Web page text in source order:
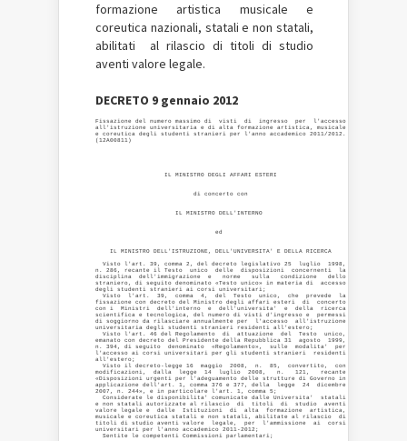
formazione artistica musicale e
coreutica nazionali, statali e non statali,
abilitati al rilascio di titoli di studio
aventi valore legale.
DECRETO 9 gennaio 2012
Fissazione del numero massimo di  visti  di  ingresso  per  l'accesso
all'istruzione universitaria e di alta formazione artistica, musicale
e coreutica degli studenti stranieri per l'anno accademico 2011/2012.
                   IL MINISTRO DEGLI AFFARI ESTERI
                           di concerto con
                      IL MINISTRO DELL'INTERNO
                                 ed
    IL MINISTRO DELL'ISTRUZIONE, DELL'UNIVERSITA' E DELLA RICERCA
  Visto l'art. 39, comma 2, del decreto legislativo 25  luglio  1998,
n. 286, recante il Testo  unico  delle  disposizioni  concernenti  la
disciplina  dell'immigrazione  e   norme   sulla   condizione   dello
straniero, di seguito denominato «Testo unico» in materia di  accesso
degli studenti stranieri ai corsi universitari;
  Visto  l'art.  39,  comma  4,  del  Testo  unico,  che  prevede  la
fissazione con decreto del Ministro degli affari esteri  di  concerto
con i  Ministri  dell'interno  e  dell'universita'  e  della  ricerca
scientifica e tecnologica, del numero di visti d'ingresso e  permessi
di soggiorno da rilasciare annualmente per  l'accesso  all'istruzione
universitaria degli studenti stranieri residenti all'estero;
  Visto l'art. 46 del Regolamento  di  attuazione  del  Testo  unico,
emanato con decreto del Presidente della Repubblica 31  agosto  1999,
n. 394, di seguito  denominato  «Regolamento»,  sulle  modalita'  per
l'accesso ai corsi universitari per gli studenti stranieri  residenti
all'estero;
  Visto il decreto-legge 16  maggio  2008,  n.  85,  convertito,  con
modificazioni,  dalla  legge  14  luglio  2008,   n.   121,   recante
«Disposizioni urgenti per l'adeguamento delle strutture di Governo in
applicazione dell'art. 1, comma 376 e 377, della  legge  24  dicembre
2007, n. 244», e in particolare l'art. 1, comma 5;
  Considerate le disponibilita' comunicate dalle Universita'  statali
e non statali autorizzate al rilascio  di  titoli  di  studio  aventi
valore legale e  dalle  Istituzioni  di  alta  formazione  artistica,
musicale e coreutica statali e non statali, abilitate al rilascio  di
titoli di studio aventi valore  legale,  per  l'ammissione  ai  corsi
universitari per l'anno accademico 2011-2012;
  Sentite le competenti Commissioni parlamentari;